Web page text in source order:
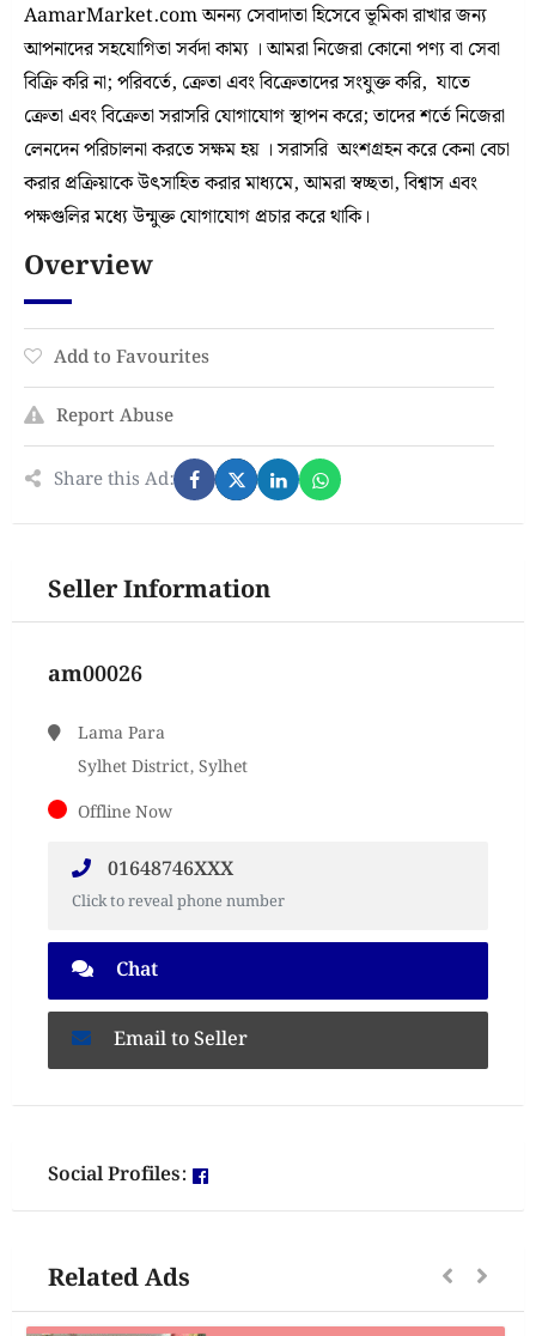
AamarMarket.com অনন্য সেবাদাতা হিসেবে ভূমিকা রাখার জন্য
আপনাদের সহযোগিতা সর্বদা কাম্য । আমরা নিজেরা কোনো পণ্য বা সেবা
বিক্রি করি না; পরিবর্তে, ক্রেতা এবং বিক্রেতাদের সংযুক্ত করি, যাতে
ক্রেতা এবং বিক্রেতা সরাসরি যোগাযোগ স্থাপন করে; তাদের শর্তে নিজেরা
লেনদেন পরিচালনা করতে সক্ষম হয় । সরাসরি অংশগ্রহন করে কেনা বেচা
করার প্রক্রিয়াকে উৎসাহিত করার মাধ্যমে, আমরা স্বচ্ছতা, বিশ্বাস এবং
পক্ষগুলির মধ্যে উন্মুক্ত যোগাযোগ প্রচার করে থাকি।
Overview
Add to Favourites
Report Abuse
Share this Ad:
Seller Information
am00026
Lama Para
Sylhet District, Sylhet
Offline Now
01648746XXX
Click to reveal phone number
Chat
Email to Seller
Social Profiles:
Related Ads